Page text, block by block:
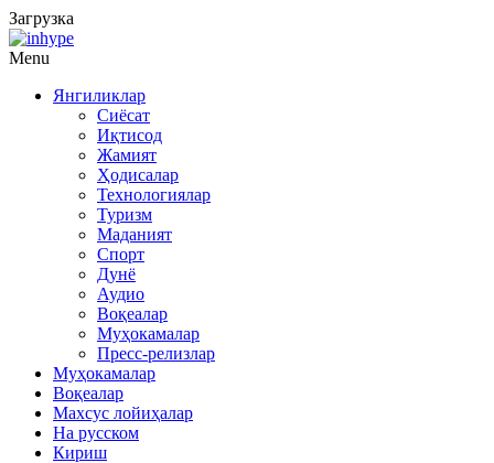
Загрузка
Menu
Янгиликлар
Сиёсат
Иқтисод
Жамият
Ҳодисалар
Технологиялар
Туризм
Маданият
Спорт
Дунё
Аудио
Воқеалар
Муҳокамалар
Пресс-релизлар
Муҳокамалар
Воқеалар
Махсус лойиҳалар
На русском
Кириш